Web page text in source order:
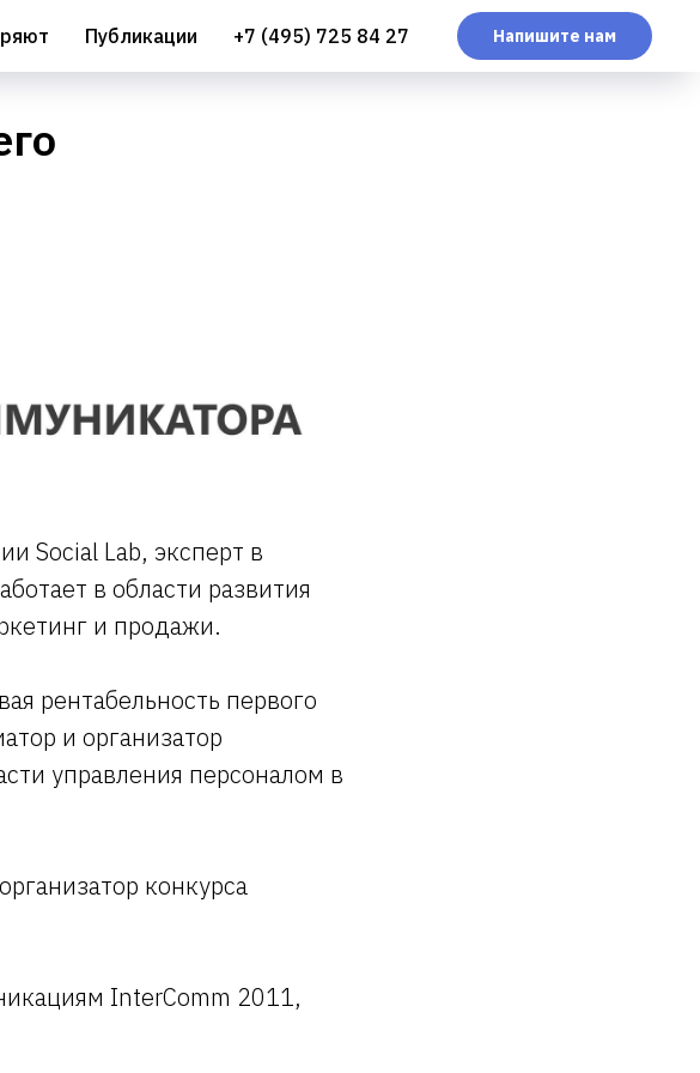
Публикации +7 (495) 725 84 27 Напишите нам
Social Lab, эксперт в
в области развития
и продажи.
рентабельность первого
и организатор
управления персоналом в
конкурса
InterComm 2011,